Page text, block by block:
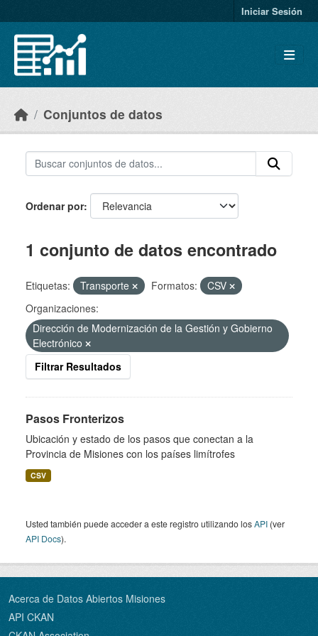
Iniciar Sesión
Conjuntos de datos
Ordenar por
1 conjunto de datos encontrado
Etiquetas: Transporte Formatos:
CSV
Organizaciones:
Dirección de Modernización de la Gestión y Gobierno
Electrónico
Filtrar Resultados
Pasos Fronterizos
Ubicación y estado de los pasos que conectan a la
Provincia de Misiones con los países limítrofes
CSV
Usted también puede acceder a este registro utilizando losAPI (ver
API Docs).
Acerca de Datos Abiertos Misiones
API CKAN